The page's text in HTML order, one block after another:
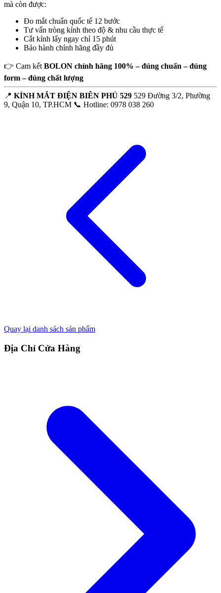
mà còn được:
Đo mắt chuẩn quốc tế 12 bước
Tư vấn tròng kính theo độ & nhu cầu thực tế
Cắt kính lấy ngay chỉ 15 phút
Bảo hành chính hãng đầy đủ
👉 Cam kết BOLON chính hãng 100% – đúng chuẩn – đúng
form – đúng chất lượng
📍 KÍNH MẮT ĐIỆN BIÊN PHỦ 529 529 Đường 3/2, Phường
9, Quận 10, TP.HCM 📞 Hotline: 0978 038 260
Quay lại danh sách sản phẩm
Địa Chỉ Cửa Hàng